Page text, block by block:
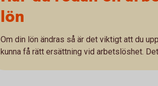
lön
Om din lön ändras så är det viktigt att du
kunna få rätt ersättning vid arbetslöshet.